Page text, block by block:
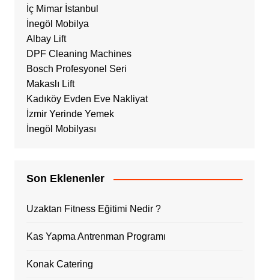
İç Mimar İstanbul
İnegöl Mobilya
Albay Lift
DPF Cleaning Machines
Bosch Profesyonel Seri
Makaslı Lift
Kadıköy Evden Eve Nakliyat
İzmir Yerinde Yemek
İnegöl Mobilyası
Son Eklenenler
Uzaktan Fitness Eğitimi Nedir ?
Kas Yapma Antrenman Programı
Konak Catering